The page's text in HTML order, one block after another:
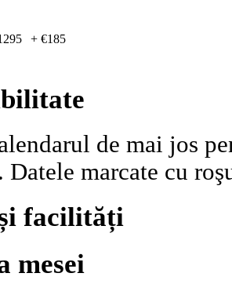
+ €185
de mai jos
Datele marcate cu
facilități
mesei